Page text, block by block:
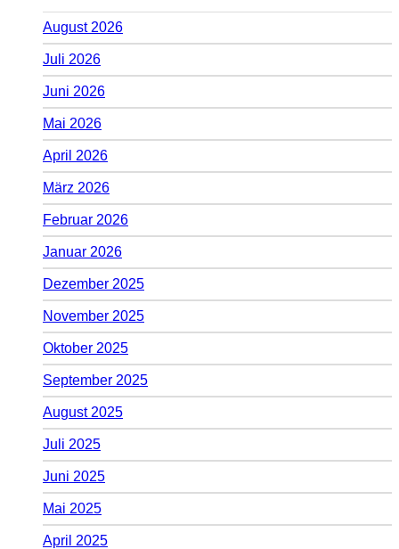
August 2026
Juli 2026
Juni 2026
Mai 2026
April 2026
März 2026
Februar 2026
Januar 2026
Dezember 2025
November 2025
Oktober 2025
September 2025
August 2025
Juli 2025
Juni 2025
Mai 2025
April 2025